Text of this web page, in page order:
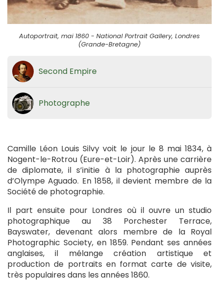
Autoportrait, mai 1860 - National Portrait Gallery, Londres
(Grande-Bretagne)
Second Empire
Photographe
Camille Léon Louis Silvy voit le jour le 8 mai 1834, à
Nogent-le-Rotrou (Eure-et-Loir). Après une carrière
de diplomate, il s’initie à la photographie auprès
d’Olympe Aguado. En 1858, il devient membre de la
Société de photographie.
Il part ensuite pour Londres où il ouvre un studio
photographique au 38 Porchester Terrace,
Bayswater, devenant alors membre de la Royal
Photographic Society, en 1859. Pendant ses années
anglaises, il mélange création artistique et
production de portraits en format carte de visite,
très populaires dans les années 1860.